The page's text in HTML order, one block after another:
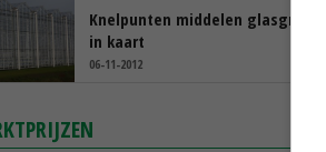
Knelpunten middelen
in kaart
06-11-2012